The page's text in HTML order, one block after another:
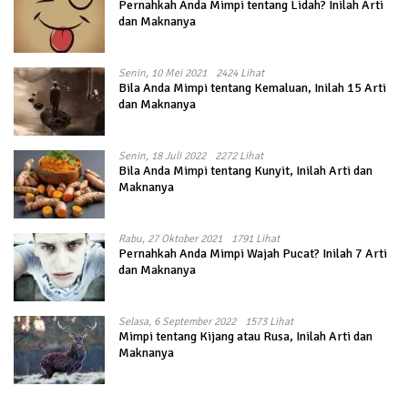
Pernahkah Anda Mimpi tentang Lidah? Inilah Arti
dan Maknanya
Senin, 10 Mei 2021 2424 Lihat
Bila Anda Mimpi tentang Kemaluan, Inilah 15 Arti
dan Maknanya
Senin, 18 Juli 2022 2272 Lihat
Bila Anda Mimpi tentang Kunyit, Inilah Arti dan
Maknanya
Rabu, 27 Oktober 2021 1791 Lihat
Pernahkah Anda Mimpi Wajah Pucat? Inilah 7 Arti
dan Maknanya
Selasa, 6 September 2022 1573 Lihat
Mimpi tentang Kijang atau Rusa, Inilah Arti dan
Maknanya